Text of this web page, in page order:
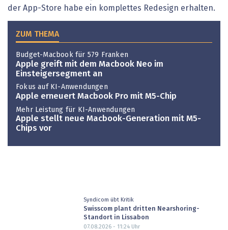
der App-Store habe ein komplettes Redesign erhalten.
ZUM THEMA
Budget-Macbook für 579 Franken
Apple greift mit dem Macbook Neo im
Einsteigersegment an
Fokus auf KI-Anwendungen
Apple erneuert Macbook Pro mit M5-Chip
Mehr Leistung für KI-Anwendungen
Apple stellt neue Macbook-Generation mit M5-
Chips vor
Syndicom übt Kritik
Swisscom plant dritten Nearshoring-
Standort in Lissabon
07.08.2026 - 11:24Uhr